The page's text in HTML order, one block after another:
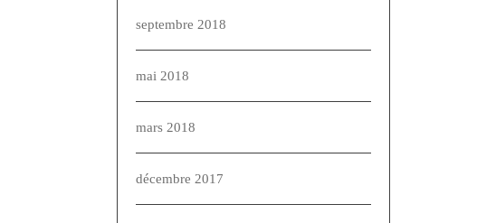
septembre 2018
mai 2018
mars 2018
décembre 2017